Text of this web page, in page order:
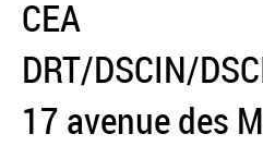
CEA
DRT/DSCIN/
17 avenue des